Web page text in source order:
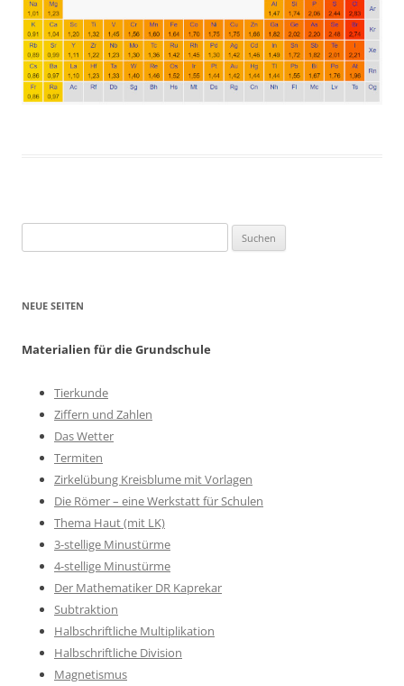
nach:
NEUE SEITEN
Materialien für die Grundschule
Tierkunde
Ziffern und Zahlen
Das Wetter
Termiten
Zirkelübung Kreisblume mit Vorlagen
Die Römer – eine Werkstatt für Schulen
Thema Haut (mit LK)
3-stellige Minustürme
4-stellige Minustürme
Der Mathematiker DR Kaprekar
Subtraktion
Halbschriftliche Multiplikation
Halbschriftliche Division
Magnetismus